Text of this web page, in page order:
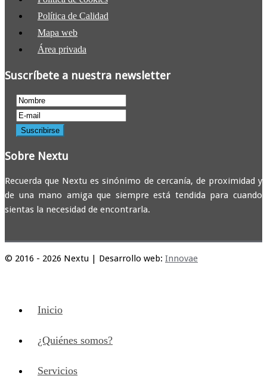
Política de Calidad
Mapa web
Área privada
Suscríbete a nuestra newsletter
Sobre Nextu
Recuerda que Nextu es sinónimo de cercanía, de proximidad y
de una mano amiga que siempre está tendida para cuando
sientas la necesidad de encontrarla.
© 2016 - 2026 Nextu | Desarrollo web: Innovae
Inicio
¿Quiénes somos?
Servicios